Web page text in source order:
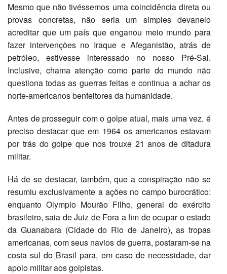
Mesmo que não tivéssemos uma coincidência direta ou
provas concretas, não seria um simples devaneio
acreditar que um país que enganou meio mundo para
fazer intervenções no Iraque e Afeganistão, atrás de
petróleo, estivesse interessado no nosso Pré-Sal.
Inclusive, chama atenção como parte do mundo não
questiona todas as guerras feitas e continua a achar os
norte-americanos benfeitores da humanidade.
Antes de prosseguir com o golpe atual, mais uma vez, é
preciso destacar que em 1964 os americanos estavam
por trás do golpe que nos trouxe 21 anos de ditadura
militar.
Há de se destacar, também, que a conspiração não se
resumiu exclusivamente a ações no campo burocrático:
enquanto Olympio Mourão Filho, general do exército
brasileiro, saia de Juiz de Fora a fim de ocupar o estado
da Guanabara (Cidade do Rio de Janeiro), as tropas
americanas, com seus navios de guerra, postaram-se na
costa sul do Brasil para, em caso de necessidade, dar
apoio militar aos golpistas.